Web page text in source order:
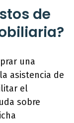
de
una
asistencia de
el
sobre